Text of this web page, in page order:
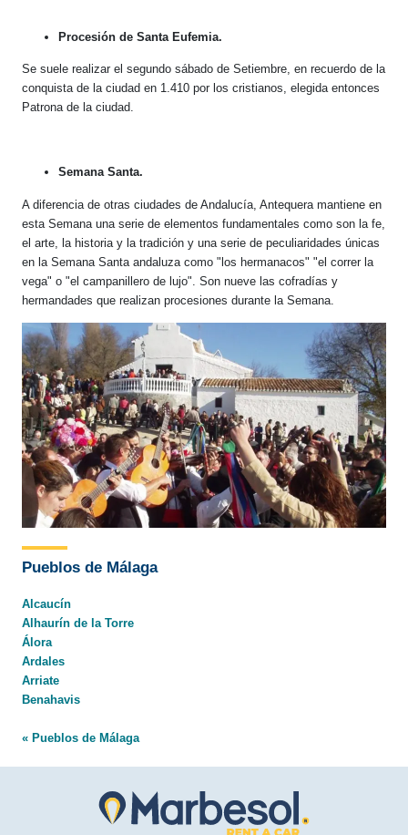
Procesión de Santa Eufemia.
Se suele realizar el segundo sábado de Setiembre, en recuerdo de la
conquista de la ciudad en 1.410 por los cristianos, elegida entonces
Patrona de la ciudad.
Semana Santa.
A diferencia de otras ciudades de Andalucía, Antequera mantiene en
esta Semana una serie de elementos fundamentales como son la fe,
el arte, la historia y la tradición y una serie de peculiaridades únicas
en la Semana Santa andaluza como "los hermanacos" "el correr la
vega" o "el campanillero de lujo". Son nueve las cofradías y
hermandades que realizan procesiones durante la Semana.
Pueblos de Málaga
Alcaucín
Alhaurín de la Torre
Álora
Ardales
Arriate
Benahavis
« Pueblos de Málaga